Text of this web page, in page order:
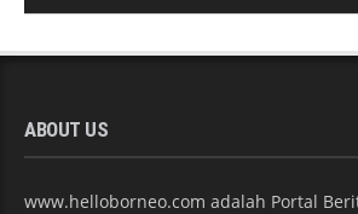
ABOUT US
www.helloborneo.com adalah Portal